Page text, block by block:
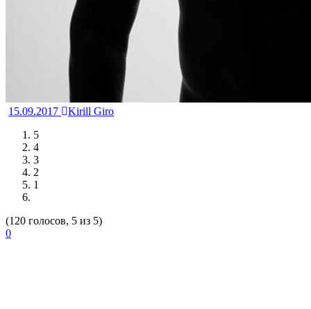
15.09.2017
Kirill Giro
5
4
3
2
1
(120 голосов, 5 из 5)
0